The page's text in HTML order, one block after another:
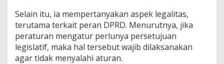
Selain itu, ia mempertanyakan aspek legalitas,
terutama terkait peran DPRD. Menurutnya, jika
peraturan mengatur perlunya persetujuan
legislatif, maka hal tersebut wajib dilaksanakan
agar tidak menyalahi aturan.